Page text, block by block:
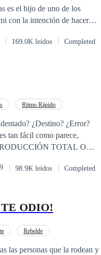
espíritu indomable valen
de mafia?
es el hijo de uno de los
con la intención de hacer
Registrada en
169.0K leídos Completed
Ritmo Rápido
¿Destino? ¿Error?
tan fácil como parece,
TOTAL O
98.9K leídos Completed
ODIO!
Rebelde
las personas que la rodean y